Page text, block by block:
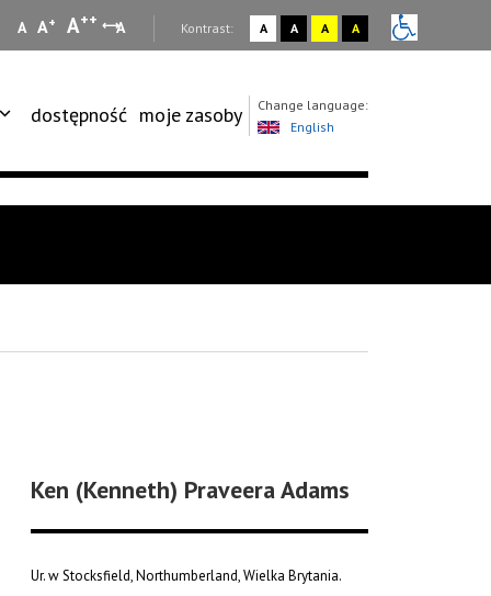
A A+ A++ A Kontrast: A A A A
dostępność moje zasoby
Change language:
English
Ken (Kenneth) Praveera Adams
Ur. w Stocksfield, Northumberland, Wielka Brytania.